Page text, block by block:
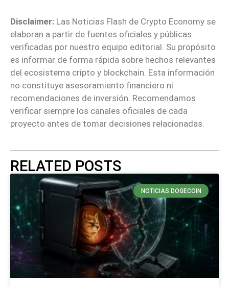
Disclaimer: Las Noticias Flash de Crypto Economy se
elaboran a partir de fuentes oficiales y públicas
verificadas por nuestro equipo editorial. Su propósito
es informar de forma rápida sobre hechos relevantes
del ecosistema cripto y blockchain. Esta información
no constituye asesoramiento financiero ni
recomendaciones de inversión. Recomendamos
verificar siempre los canales oficiales de cada
proyecto antes de tomar decisiones relacionadas.
RELATED POSTS
NOTICIAS DOGECOIN